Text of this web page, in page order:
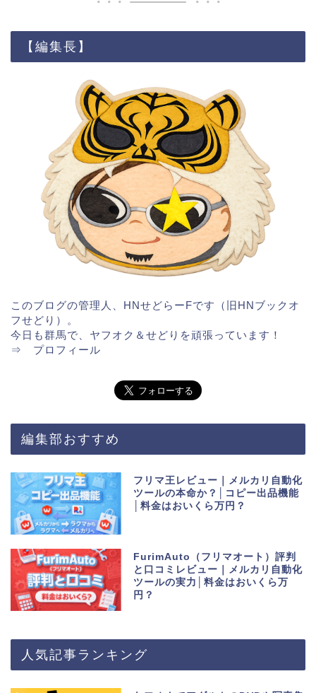
【編集長】
このブログの管理人、HNせどらーFです（旧HNブックオ
フせどり）。
今日も群馬で、ヤフオク＆せどりを頑張っています！
⇒ プロフィール
編集部おすすめ
フリマ王レビュー｜メルカリ自動化
ツールの本命か？│コピー出品機能
│料金はおいくら万円？
FurimAuto（フリマオート）評判
と口コミレビュー｜メルカリ自動化
ツールの実力│料金はおいくら万
円？
人気記事ランキング